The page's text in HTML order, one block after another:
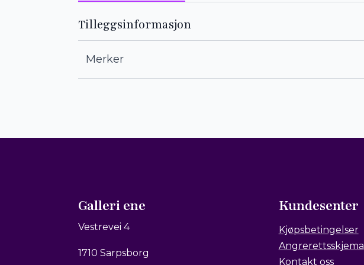
Tilleggsinformasjon
Merker
Galleri ene
Vestrevei 4
1710 Sarpsborg
Kundesenter
Kjøpsbetingelser
Angrerettsskjema
Kontakt oss